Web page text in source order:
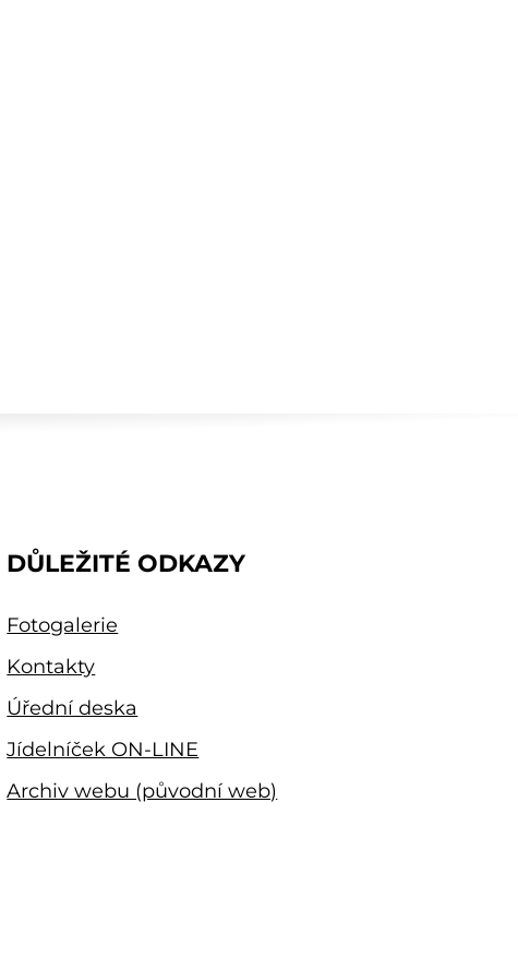
DŮLEŽITÉ ODKAZY
Fotogalerie
Kontakty
Úřední deska
Jídelníček ON-LINE
Archiv webu (původní web)